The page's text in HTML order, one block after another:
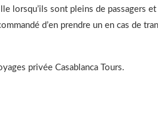
lorsqu’ils sont pleins de passagers
d’en prendre un en cas de
privée Casablanca Tours.